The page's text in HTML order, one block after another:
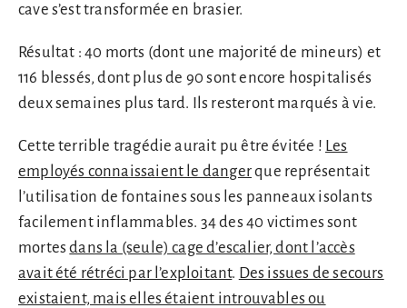
cave s’est transformée en brasier.
Résultat : 40 morts (dont une majorité de mineurs) et
116 blessés, dont plus de 90 sont encore hospitalisés
deux semaines plus tard. Ils resteront marqués à vie.
Cette terrible tragédie aurait pu être évitée ! Les
employés connaissaient le dangerque représentait
l’utilisation de fontaines sous les panneaux isolants
facilement inflammables. 34 des 40 victimes sont
mortesdans la (seule) cage d’escalier, dont l’accès
avait été rétréci par l’exploitant. Des issues de secours
existaient, mais elles étaient introuvables ou